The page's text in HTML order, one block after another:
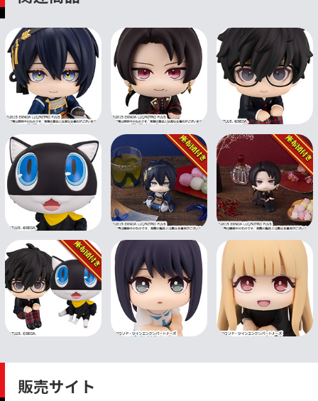
販売サイト